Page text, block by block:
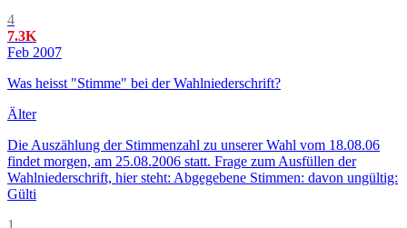
4
7.3K
Feb 2007
Was heisst "Stimme" bei der Wahlniederschrift?
Älter
Die Auszählung der Stimmenzahl zu unserer Wahl vom 18.08.06
findet morgen, am 25.08.2006 statt. Frage zum Ausfüllen der
Wahlniederschrift, hier steht: Abgegebene Stimmen: davon ungültig:
Gülti